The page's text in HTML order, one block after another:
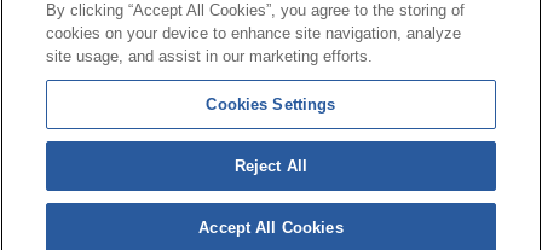
Contacte Perfil del contractant |
Reclamacions
Línia Universal 900 203 203|Zona Privada Comissió de
Prestacions Especials|Zona Privada Proveïdor Sanitari
© Mutua Universal 2026| Mapa del web
Política de Protecció de Dades | Política de cookies
Segueix-nos a:
By clicking “Accept All Cookies”, you agree to the storing of
cookies on your device to enhance site navigation, analyze
site usage, and assist in our marketing efforts.
Cookies Settings
Reject All
Accept All Cookies